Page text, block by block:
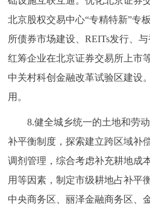
北京股权交易中心“专精特新”专
所债券市场建设、REITs发行、
红筹企业在北京证券交易所上市
中关村科创金融改革试验区建设
用。
8.健全城乡统一的土地和劳动
补平衡制度，探索建立跨区域补
调剂管理，综合考虑补充耕地成
用等因素，制定市级耕地占补平
中央商务区、丽泽金融商务区、